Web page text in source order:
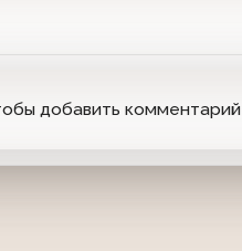
добавить комментарий